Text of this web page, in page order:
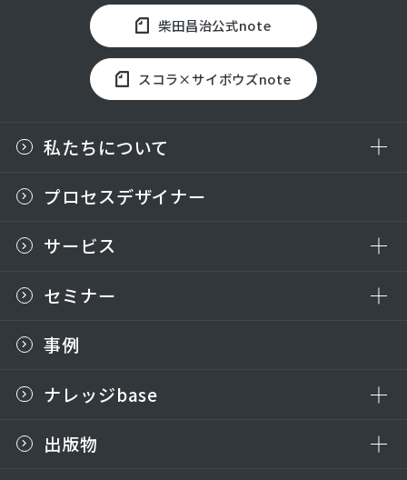
柴田昌治公式note
スコラ×サイボウズnote
私たちについて
プロセスデザイナー
サービス
セミナー
事例
ナレッジbase
出版物